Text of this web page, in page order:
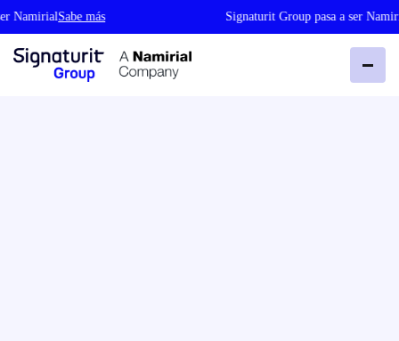
Sabe más Signaturit Group pasa a ser Namirial